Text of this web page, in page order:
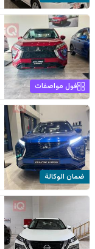
فول مواصفات
ضمان الوكالة